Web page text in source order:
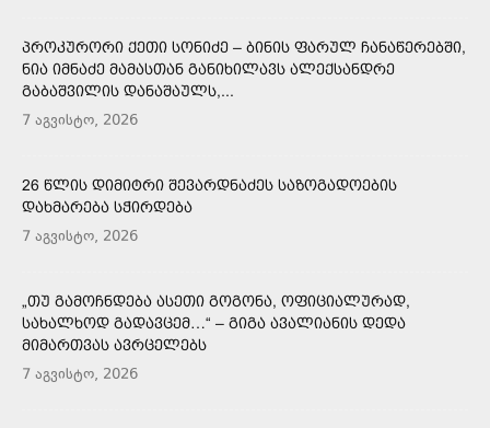
ᲞᲠᲝᲙᲣᲠᲝᲠᲘ ᲥᲔᲗᲘ ᲡᲝᲜᲘᲫᲔ – ᲑᲘᲜᲘᲡ ᲤᲐᲠᲣᲚ ᲩᲐᲜᲐᲬᲔᲠᲔᲑᲨᲘ,
ᲜᲘᲐ ᲘᲛᲜᲐᲫᲔ ᲛᲐᲛᲐᲡᲗᲐᲜ ᲒᲐᲜᲘᲮᲘᲚᲐᲕᲡ ᲐᲚᲔᲥᲡᲐᲜᲓᲠᲔ
ᲒᲐᲑᲐᲨᲕᲘᲚᲘᲡ ᲓᲐᲜᲐᲨᲐᲣᲚᲡ,...
7 აგვისტო, 2026
26 ᲬᲚᲘᲡ ᲓᲘᲛᲘᲢᲠᲘ ᲨᲔᲕᲐᲠᲓᲜᲐᲫᲔᲡ ᲡᲐᲖᲝᲒᲐᲓᲝᲔᲑᲘᲡ
ᲓᲐᲮᲛᲐᲠᲔᲑᲐ ᲡᲭᲘᲠᲓᲔᲑᲐ
7 აგვისტო, 2026
„ᲗᲣ ᲒᲐᲛᲝᲩᲜᲓᲔᲑᲐ ᲐᲡᲔᲗᲘ ᲒᲝᲒᲝᲜᲐ, ᲝᲤᲘᲪᲘᲐᲚᲣᲠᲐᲓ,
ᲡᲐᲮᲐᲚᲮᲝᲓ ᲒᲐᲓᲐᲕᲪᲔᲛ…“ – ᲒᲘᲒᲐ ᲐᲕᲐᲚᲘᲐᲜᲘᲡ ᲓᲔᲓᲐ
ᲛᲘᲛᲐᲠᲗᲕᲐᲡ ᲐᲕᲠᲪᲔᲚᲔᲑᲡ
7 აგვისტო, 2026